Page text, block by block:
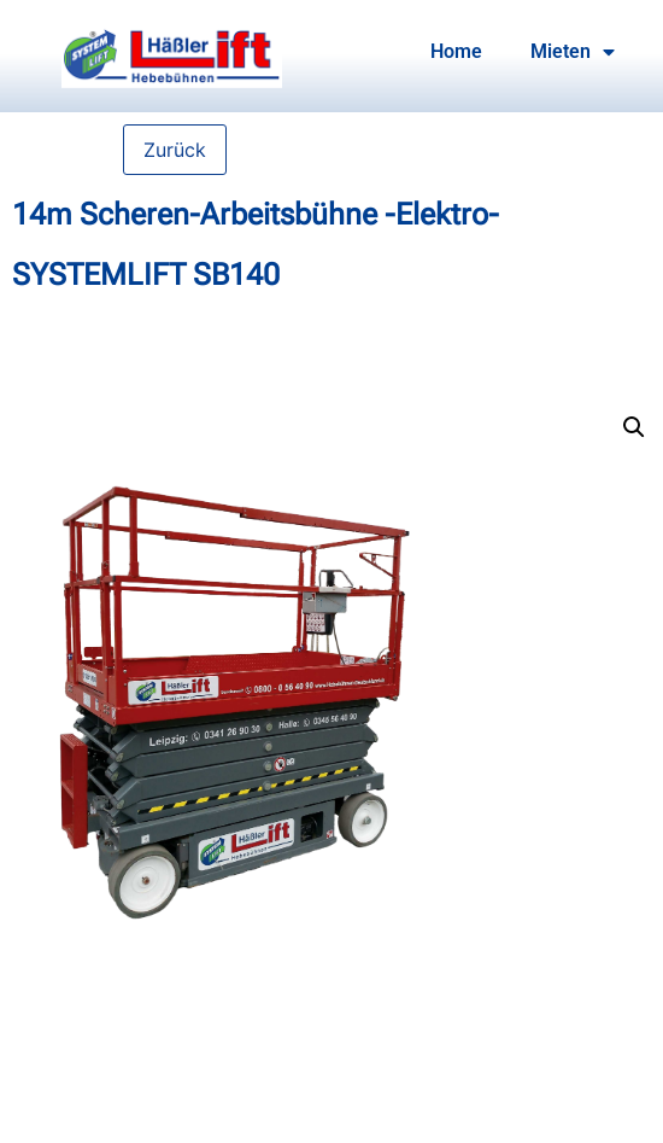
Home Mieten
Zurück
14m Scheren-Arbeitsbühne -Elektro-
SYSTEMLIFT SB140